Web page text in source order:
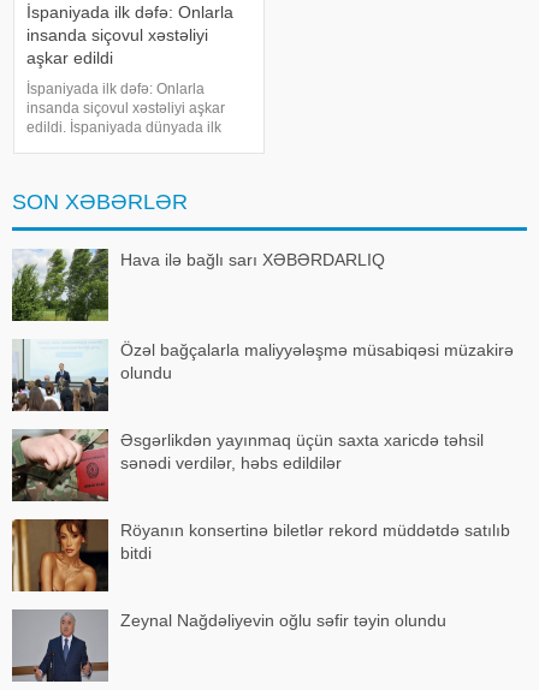
İspaniyada ilk dəfə: Onlarla
insanda siçovul xəstəliyi
aşkar edildi
İspaniyada ilk dəfə: Onlarla
insanda siçovul xəstəliyi aşkar
edildi. İspaniyada dünyada ilk
Pais" qəzetində yazı dər
SON XƏBƏRLƏR
Hava ilə bağlı sarı XƏBƏRDARLIQ
Özəl bağçalarla maliyyələşmə müsabiqəsi müzakirə
olundu
Əsgərlikdən yayınmaq üçün saxta xaricdə təhsil
sənədi verdilər, həbs edildilər
Röyanın konsertinə biletlər rekord müddətdə satılıb
bitdi
Zeynal Nağdəliyevin oğlu səfir təyin olundu